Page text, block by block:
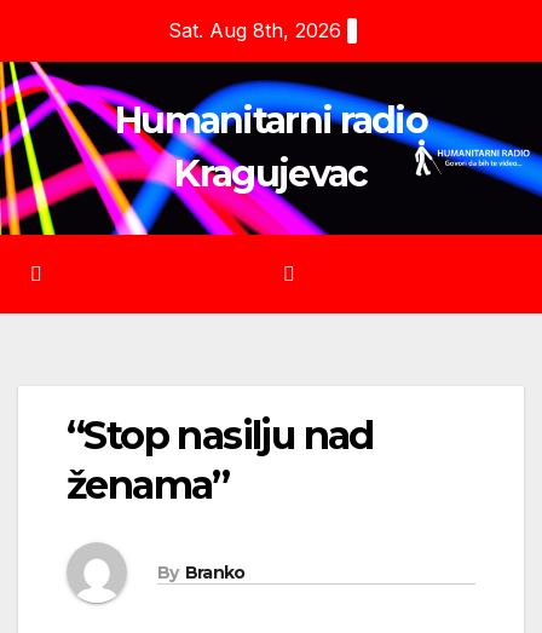
content
Sat. Aug 8th, 2026
Humanitarni radio
Kragujevac
“Stop nasilju nad
ženama”
By Branko